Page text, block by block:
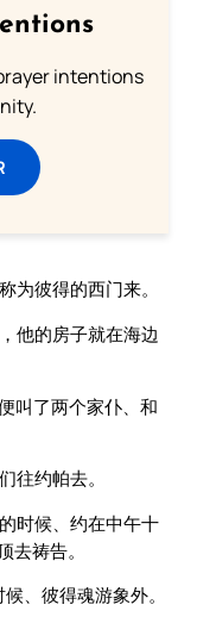
intentions
为彼得的西门来。
他的房子就在海边
叫了两个家仆、和
往约帕去。
时候、约在中午十
祷告。
、彼得魂游象外。